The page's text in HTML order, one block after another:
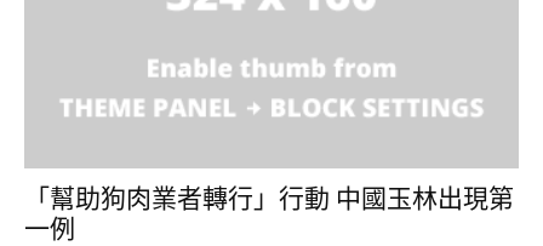
「幫助狗肉業者轉行」行動 中國玉林出現第
一例